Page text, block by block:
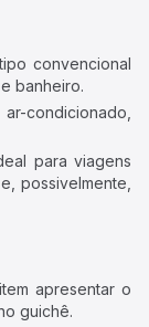
convencional
banheiro.
condicionado,
para viagens
possivelmente,
apresentar o
guichê.